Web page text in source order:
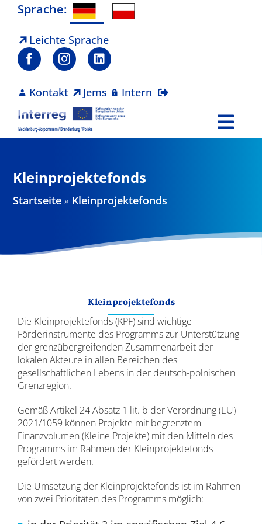
Zum
springen
Sprache:
Leichte Sprache
Kontakt Jems Intern
Projekte
Kleinprojektefonds
Startseite » Kleinprojektefonds
Kleinprojektefonds
Die Kleinprojektefonds (KPF) sind wichtige
Förderinstrumente des Programms zur Unterstützung
der grenzübergreifenden Zusammenarbeit der
lokalen Akteure in allen Bereichen des
gesellschaftlichen Lebens in der deutsch-polnischen
Grenzregion.
Gemäß Artikel 24 Absatz 1 lit. b der Verordnung (EU)
2021/1059 können Projekte mit begrenztem
Finanzvolumen (Kleine Projekte) mit den Mitteln des
Programms im Rahmen der Kleinprojektefonds
gefördert werden.
Die Umsetzung der Kleinprojektefonds ist im Rahmen
von zwei Prioritäten des Programms möglich: